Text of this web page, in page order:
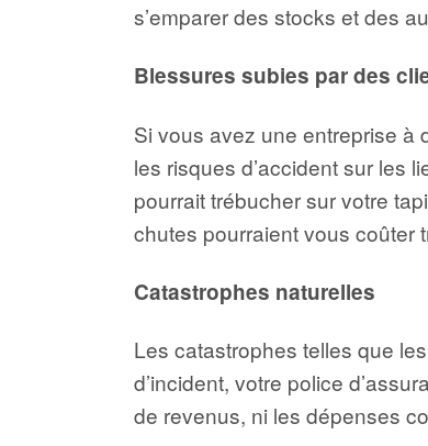
s’emparer des stocks et des
Blessures subies par des
Si vous avez une entreprise à
les risques d’accident sur les
pourrait trébucher sur votre
chutes pourraient vous coûter
Catastrophes naturelles
Les catastrophes telles que
d’incident, votre police
de revenus, ni les dépenses